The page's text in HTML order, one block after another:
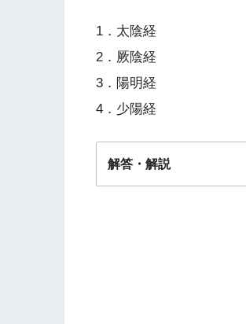
1．太陰経
2．厥陰経
3．陽明経
4．少陽経
解答・解説